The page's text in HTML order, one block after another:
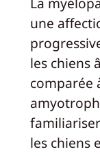
une
les chiens
comparée
les chiens